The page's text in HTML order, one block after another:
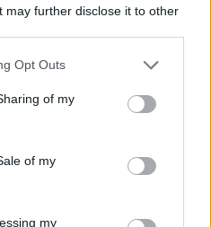
may further disclose it to other
Opt Outs
of my
of my
my